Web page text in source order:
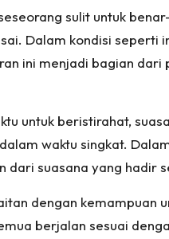
sulit untuk
Dalam kondisi seperti
ini menjadi bagian
untuk beristirahat,
waktu singkat.
dari suasana yang
dengan kemampuan
berjalan sesuai